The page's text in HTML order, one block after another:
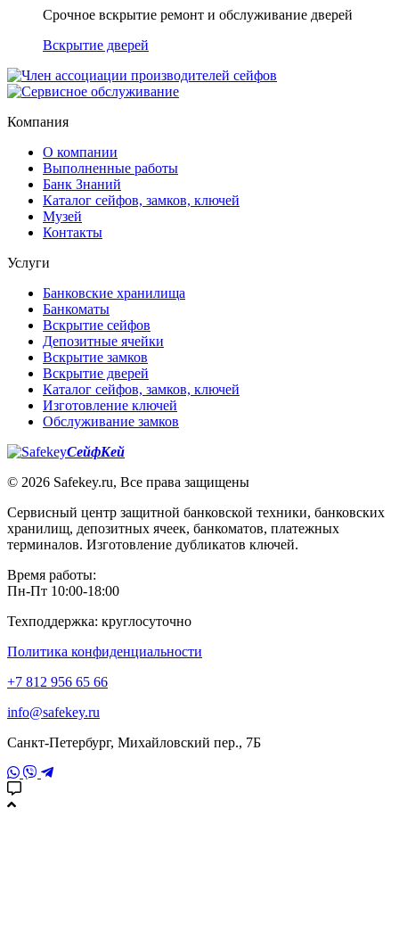
Срочное вскрытие ремонт и обслуживание дверей
Вскрытие дверей
Компания
О компании
Выполненные работы
Банк Знаний
Каталог сейфов, замков, ключей
Музей
Контакты
Услуги
Банковские хранилища
Банкоматы
Вскрытие сейфов
Депозитные ячейки
Вскрытие замков
Вскрытие дверей
Каталог сейфов, замков, ключей
Изготовление ключей
Обслуживание замков
СейфКей
© 2026 Safekey.ru, Все права защищены
Сервисный центр защитной банковской техники, банковских
хранилищ, депозитных ячеек, банкоматов, платежных
терминалов. Изготовление дубликатов ключей.
Время работы:
Пн-Пт 10:00-18:00
Техподдержка: круглосуточно
Политика конфиденциальности
+7 812 956 65 66
info@safekey.ru
Санкт-Петербург, Михайловский пер., 7Б